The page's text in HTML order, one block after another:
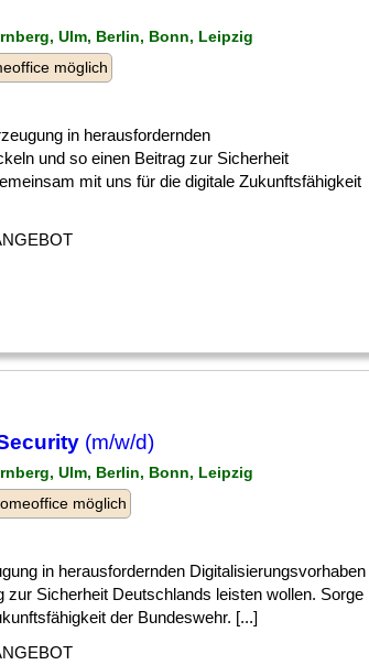
Ulm, Berlin, Bonn, Leipzig
möglich
in herausfordernden
und so einen Beitrag zur Sicherheit
mit uns für die digitale Zukunftsfähigkeit
(m/w/d)
Ulm, Berlin, Bonn, Leipzig
möglich
in herausfordernden Digitalisierungsvorhaben
zur Sicherheit Deutschlands leisten wollen. Sorge
der Bundeswehr. [...]